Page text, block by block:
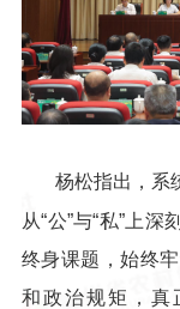
杨松指出，系
从“公”与“私”上
终身课题，始终
和政治规矩，真